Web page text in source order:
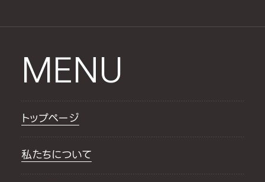
MENU
トップページ
私たちについて